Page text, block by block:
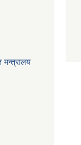
मन्त्रालय